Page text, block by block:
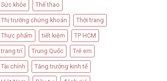
Sức khỏe Thể thao
Thị trường chứng khoán Thời trang
Thực phẩm tiết kiệm TP HCM
trang trí Trung Quốc Trẻ em
Tài chính Tăng trưởng kinh tế